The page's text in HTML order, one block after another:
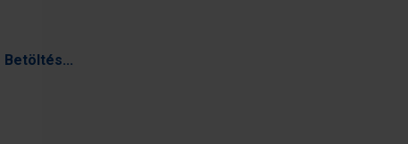
Betöltés...